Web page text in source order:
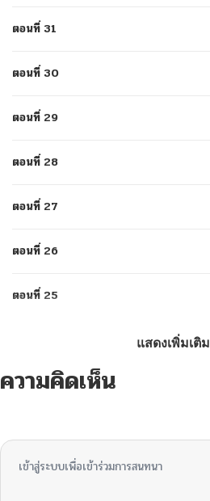
ตอนที่ 31
ตอนที่ 30
ตอนที่ 29
ตอนที่ 28
ตอนที่ 27
ตอนที่ 26
ตอนที่ 25
ตอนที่ 23
ตอนที่ 21
แสดงเพิ่มเติม
ความคิดเห็น
เข้าสู่ระบบเพื่อเข้าร่วมการสนทนา